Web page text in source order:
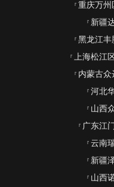
重庆万州
新疆
黑龙江丰
上海松江
内蒙古众
河北
山西
广东江
云南
新疆
山西